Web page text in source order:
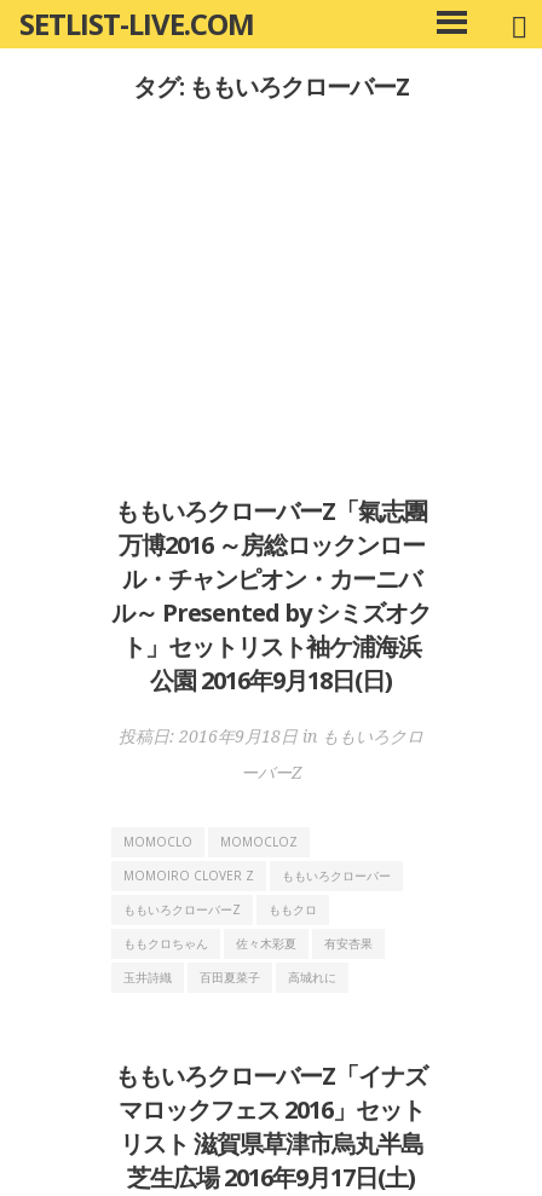
ン
SETLIST-LIVE.COM
メ
イ
タグ: ももいろクローバーZ
ももいろクローバーZ「氣志團
万博2016 ～房総ロックンロー
ル・チャンピオン・カーニバ
ル～ Presented by シミズオク
ト」セットリスト袖ケ浦海浜
公園 2016年9月18日(日)
投稿日: 2016年9月18日 in ももいろクロ
ーバーZ
MOMOCLO
MOMOCLOZ
MOMOIRO CLOVER Z
ももいろクローバー
ももいろクローバーZ
ももクロ
ももクロちゃん
佐々木彩夏
有安杏果
玉井詩織
百田夏菜子 高城れに
ももいろクローバーZ「イナズ
マロックフェス 2016」セット
リスト 滋賀県草津市烏丸半島
芝生広場 2016年9月17日(土)